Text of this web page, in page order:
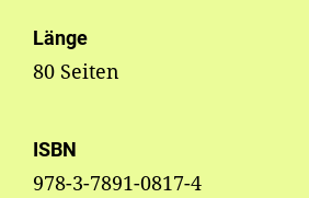
Länge
80 Seiten
ISBN
978-3-7891-0817-4